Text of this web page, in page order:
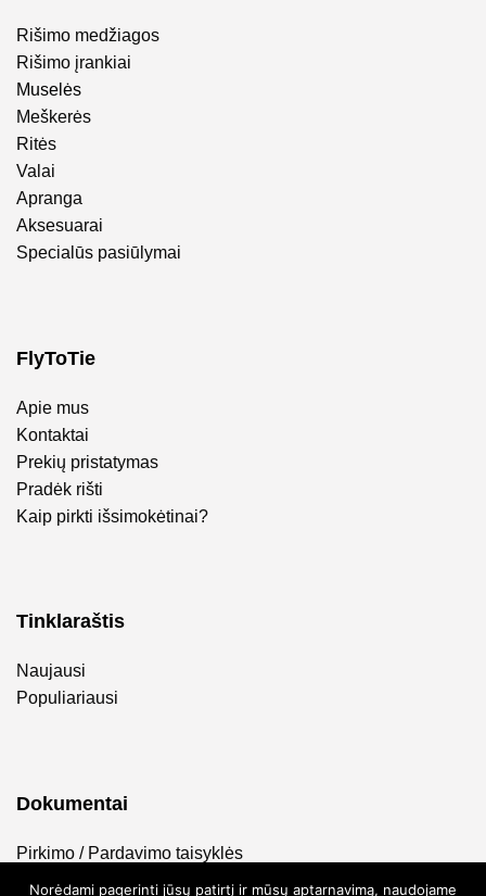
Rišimo medžiagos
Rišimo įrankiai
Muselės
Meškerės
Ritės
Valai
Apranga
Aksesuarai
Specialūs pasiūlymai
FlyToTie
Apie mus
Kontaktai
Prekių pristatymas
Pradėk rišti
Kaip pirkti išsimokėtinai?
Tinklaraštis
Naujausi
Populiariausi
Dokumentai
Pirkimo / Pardavimo taisyklės
Privatumo politika
Norėdami pagerinti jūsų patirtį ir mūsų aptarnavimą, naudojame